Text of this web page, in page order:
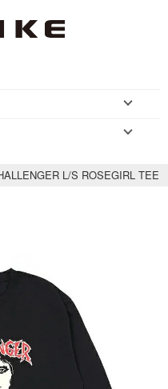
L/S ROSEGIRL TEE